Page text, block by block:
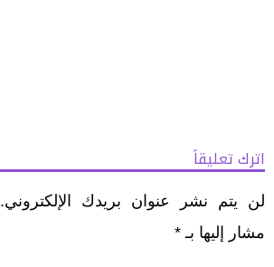
اترك تعليقاً
لن يتم نشر عنوان بريدك الإلكتروني.
مشار إليها بـ *